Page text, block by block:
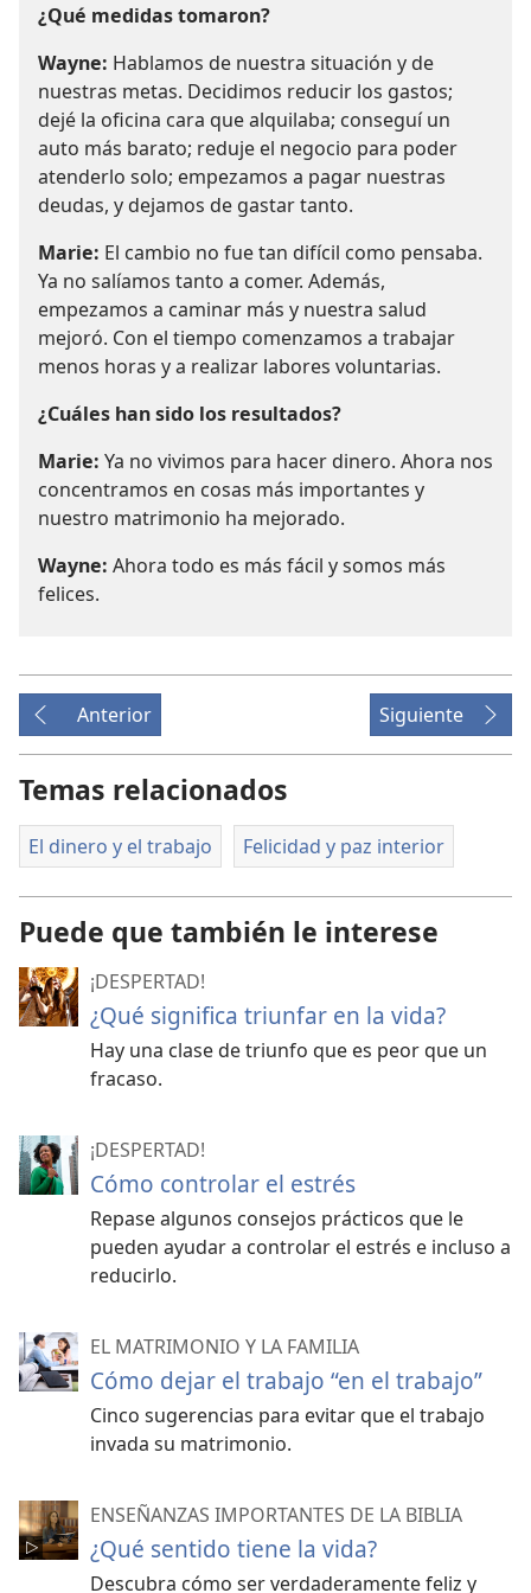
¿Qué medidas tomaron?
Wayne: Hablamos de nuestra situación y de
nuestras metas. Decidimos reducir los gastos;
dejé la oficina cara que alquilaba; conseguí un
auto más barato; reduje el negocio para poder
atenderlo solo; empezamos a pagar nuestras
deudas, y dejamos de gastar tanto.
Marie: El cambio no fue tan difícil como pensaba.
Ya no salíamos tanto a comer. Además,
empezamos a caminar más y nuestra salud
mejoró. Con el tiempo comenzamos a trabajar
menos horas y a realizar labores voluntarias.
¿Cuáles han sido los resultados?
Marie: Ya no vivimos para hacer dinero. Ahora nos
concentramos en cosas más importantes y
nuestro matrimonio ha mejorado.
Wayne: Ahora todo es más fácil y somos más
felices.
Anterior Siguiente
Temas relacionados
El dinero y el trabajo Felicidad y paz interior
Puede que también le interese
¡DESPERTAD!
¿Qué significa triunfar en la vida?
Hay una clase de triunfo que es peor que un
fracaso.
¡DESPERTAD!
Cómo controlar el estrés
Repase algunos consejos prácticos que le
pueden ayudar a controlar el estrés e incluso a
reducirlo.
EL MATRIMONIO Y LA FAMILIA
Cómo dejar el trabajo “en el trabajo”
Cinco sugerencias para evitar que el trabajo
invada su matrimonio.
ENSEÑANZAS IMPORTANTES DE LA BIBLIA
¿Qué sentido tiene la vida?
Descubra cómo ser verdaderamente feliz y